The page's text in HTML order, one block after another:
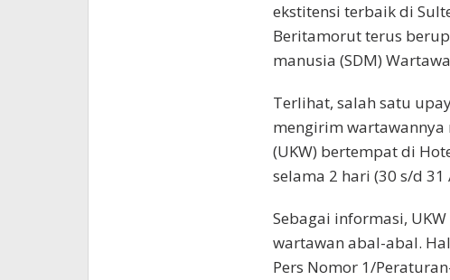
ekstitensi terbaik di
Beritamorut terus
manusia (SDM)
Terlihat, salah satu
mengirim
(UKW) bertempat di
selama 2 hari (30 s/d 31
Sebagai informasi,
wartawan abal-abal.
Pers Nomor 1/